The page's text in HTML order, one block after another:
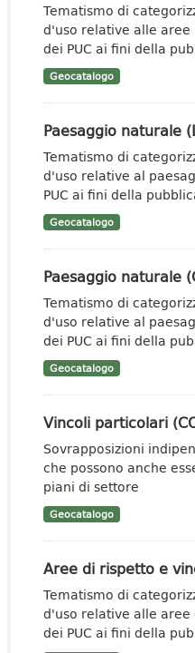
Tematismo di
d'uso relative alle aree
dei PUC ai fini della
Geocatalogo
Paesaggio naturale
Tematismo di
d'uso relative al
PUC ai fini della
Geocatalogo
Paesaggio naturale
Tematismo di
d'uso relative al
dei PUC ai fini della
Geocatalogo
Vincoli particolari
Sovrapposizioni
che possono anche
piani di settore
Geocatalogo
Aree di rispetto e
Tematismo di
d'uso relative alle aree
dei PUC ai fini della